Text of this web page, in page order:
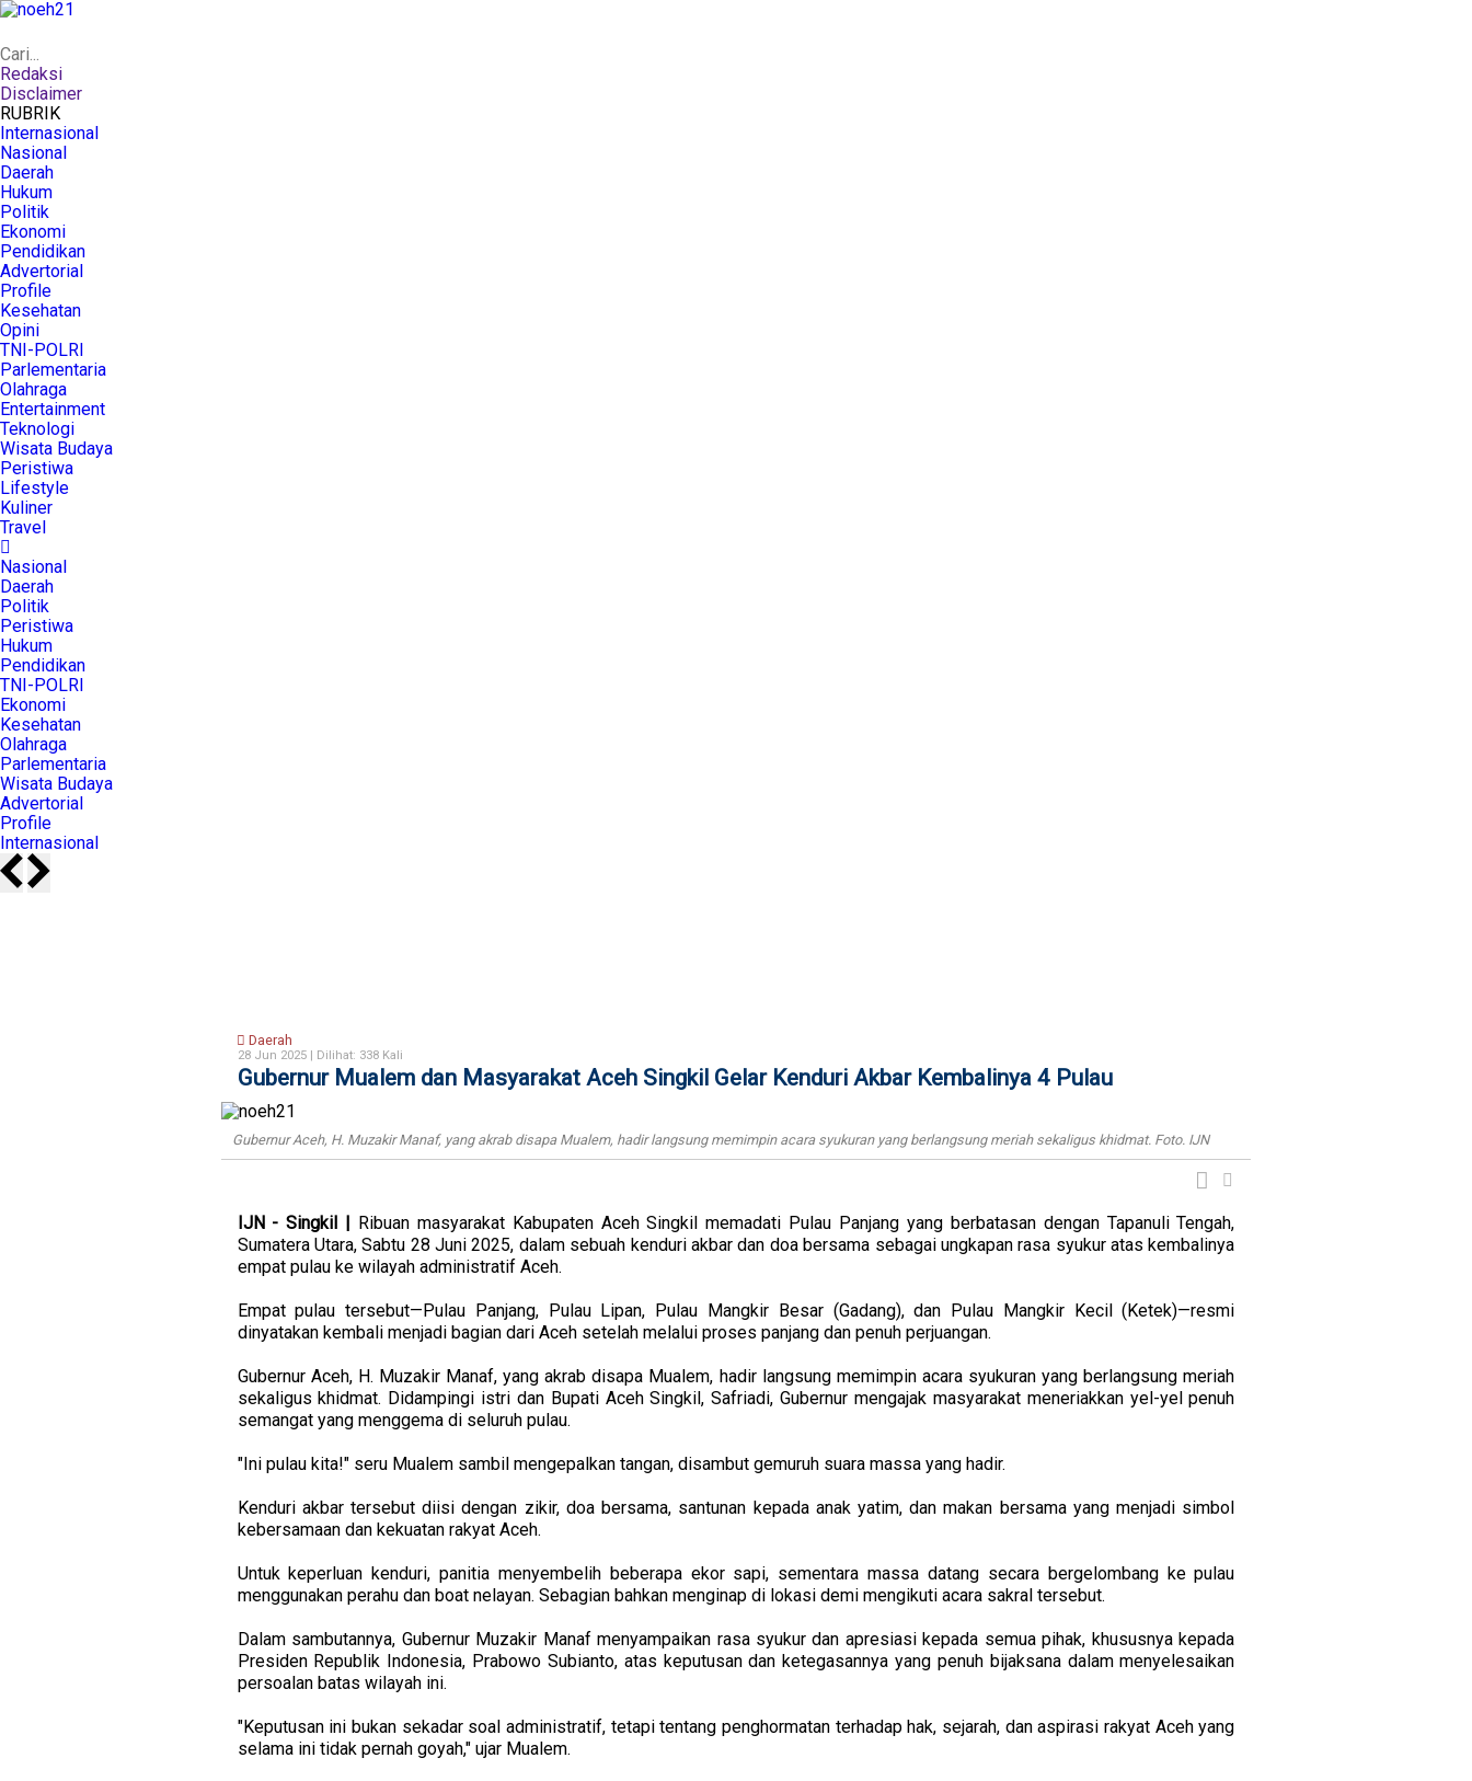
Redaksi
Disclaimer
RUBRIK
Internasional
Nasional
Daerah
Hukum
Politik
Ekonomi
Pendidikan
Advertorial
Profile
Kesehatan
Opini
TNI-POLRI
Parlementaria
Olahraga
Entertainment
Teknologi
Wisata Budaya
Peristiwa
Lifestyle
Kuliner
Travel
Nasional
Daerah
Politik
Peristiwa
Hukum
Pendidikan
TNI-POLRI
Ekonomi
Kesehatan
Olahraga
Parlementaria
Wisata Budaya
Advertorial
Profile
Internasional
Daerah
28 Jun 2025 | Dilihat: 338 Kali
Gubernur Mualem dan Masyarakat Aceh Singkil Gelar Kenduri Akbar Kembalinya 4 Pulau
Gubernur Aceh, H. Muzakir Manaf, yang akrab disapa Mualem, hadir langsung memimpin acara syukuran yang berlangsung meriah sekaligus khidmat. Foto. IJN
IJN - Singkil | Ribuan masyarakat Kabupaten Aceh Singkil memadati Pulau Panjang yang berbatasan dengan Tapanuli Tengah,
Sumatera Utara, Sabtu 28 Juni 2025, dalam sebuah kenduri akbar dan doa bersama sebagai ungkapan rasa syukur atas kembalinya
empat pulau ke wilayah administratif Aceh.
Empat pulau tersebut—Pulau Panjang, Pulau Lipan, Pulau Mangkir Besar (Gadang), dan Pulau Mangkir Kecil (Ketek)—resmi
dinyatakan kembali menjadi bagian dari Aceh setelah melalui proses panjang dan penuh perjuangan.
Gubernur Aceh, H. Muzakir Manaf, yang akrab disapa Mualem, hadir langsung memimpin acara syukuran yang berlangsung meriah
sekaligus khidmat. Didampingi istri dan Bupati Aceh Singkil, Safriadi, Gubernur mengajak masyarakat meneriakkan yel-yel penuh
semangat yang menggema di seluruh pulau.
"Ini pulau kita!" seru Mualem sambil mengepalkan tangan, disambut gemuruh suara massa yang hadir.
Kenduri akbar tersebut diisi dengan zikir, doa bersama, santunan kepada anak yatim, dan makan bersama yang menjadi simbol
kebersamaan dan kekuatan rakyat Aceh.
Untuk keperluan kenduri, panitia menyembelih beberapa ekor sapi, sementara massa datang secara bergelombang ke pulau
menggunakan perahu dan boat nelayan. Sebagian bahkan menginap di lokasi demi mengikuti acara sakral tersebut.
Dalam sambutannya, Gubernur Muzakir Manaf menyampaikan rasa syukur dan apresiasi kepada semua pihak, khususnya kepada
Presiden Republik Indonesia, Prabowo Subianto, atas keputusan dan ketegasannya yang penuh bijaksana dalam menyelesaikan
persoalan batas wilayah ini.
"Keputusan ini bukan sekadar soal administratif, tetapi tentang penghormatan terhadap hak, sejarah, dan aspirasi rakyat Aceh yang
selama ini tidak pernah goyah," ujar Mualem.